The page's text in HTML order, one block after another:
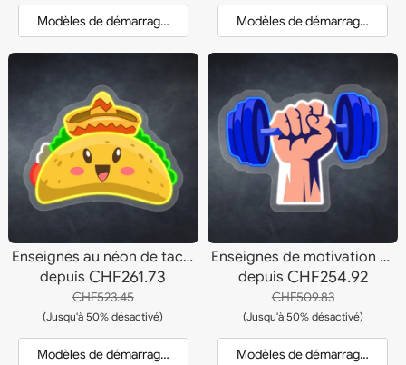
Modèles de démarrage et devis Modèles de démarrage et
Enseignes au néon de tacos de dessin animé
depuisCHF261.73
CHF523.45
(Jusqu'à 50% désactivé)
Modèles de démarrage et devis
Enseignes de motivation au néon pour salle de sport
depuis CHF254.92
CHF509.83
(Jusqu'à 50% désactivé)
Modèles de démarrage et